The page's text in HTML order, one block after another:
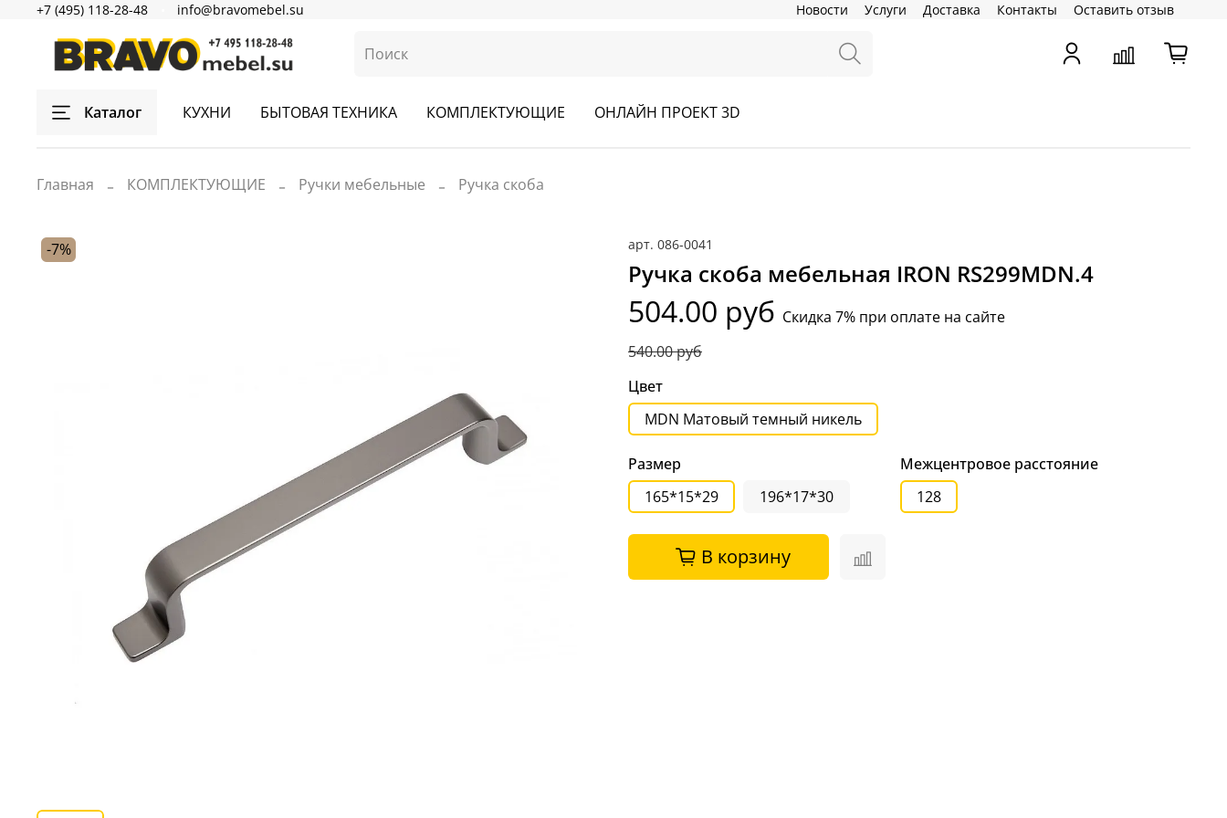
Новости Услуги Доставка Контакты Оставить отзыв
+7 (495) 118-28-48 info@bravomebel.su
Каталог КУХНИ БЫТОВАЯ ТЕХНИКА КОМПЛЕКТУЮЩИЕ ОНЛАЙН ПРОЕКТ 3D
Главная КОМПЛЕКТУЮЩИЕ Ручки мебельные Ручка скоба
-7% арт. 086-0041
Ручка скоба мебельная IRON RS299MDN.4
504.00 руб Скидка 7% при оплате на сайте
540.00 руб
Цвет
MDN Матовый темный никель
Размер
165*15*29
196*17*30
Межцентровое расстояние
128
В корзину